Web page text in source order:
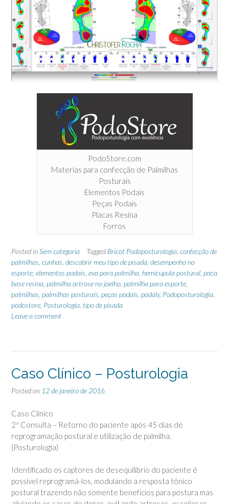
PodoStore.com
Materias para confecção de Palmilhas
Posturais
Elementos Podais
Peças Podais
Placas Resina
Forros
Posted inSem categoria Tagged Bricot Podoposturologia confecção de
palmilhas cunhas descobrir meu tipo de pisada desempenho no
esporte elementos podais eva para palmilha hemicupula postural paca
base resina palmilha artrose no joelho palmilha para esporte
palmilhas palmilhas posturais peças podais podaly, Podoposturologia
podostore Posturologia tipo de pisada
Leave a comment
Caso Clínico – Posturologia
Posted on 12 de janeiro de 2016
Caso Clínico
2ª Consulta – Retorno do paciente após 45 dias de
reprogramação postural e utilização de palmilha.
(Posturologia)
Identificado os captores de desequilíbrio do paciente é
possível reprogramá-los, modulando a resposta tônico
postural trazendo não somente benefícios para postura mas